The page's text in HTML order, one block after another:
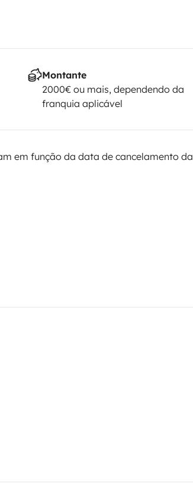
Montante
2000€ ou mais, dependendo da
franquia aplicável
em função da data de cancelamento da